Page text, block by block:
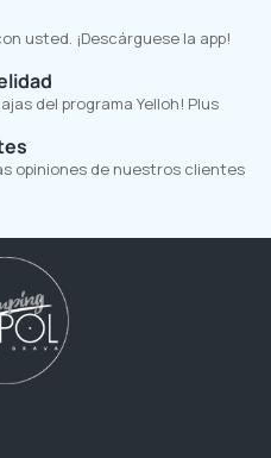
usted. ¡Descárguese la app!
del programa Yelloh! Plus
opiniones de nuestros clientes